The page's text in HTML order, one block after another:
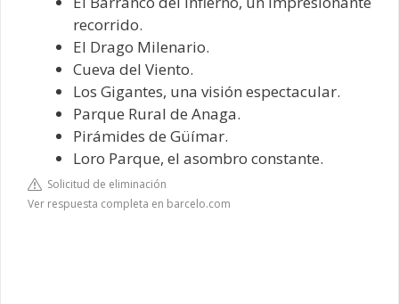
recorrido.
El Drago Milenario.
Cueva del Viento.
Los Gigantes, una visión espectacular.
Parque Rural de Anaga.
Pirámides de Güímar.
Loro Parque, el asombro constante.
Solicitud de eliminación
Ver respuesta completa en barcelo.com